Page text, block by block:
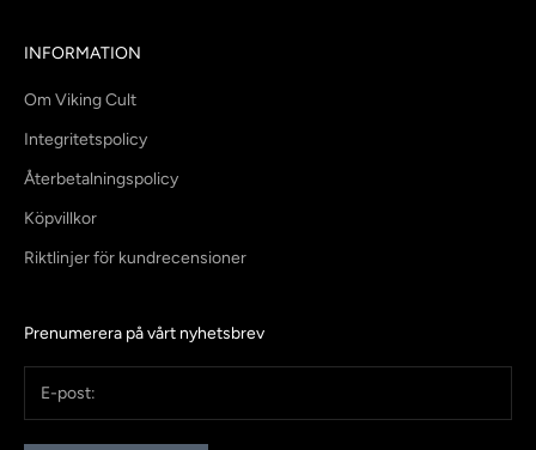
INFORMATION
Om Viking Cult
Integritetspolicy
Återbetalningspolicy
Köpvillkor
Riktlinjer för kundrecensioner
Prenumerera på vårt nyhetsbrev